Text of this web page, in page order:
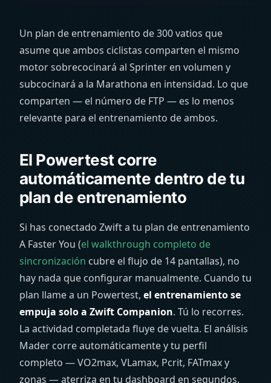
Un plan de entrenamiento de 300 vatios que
asume que ambos ciclistas comparten el mismo
motor sobrecocinará al Sprinter en volumen y
subcocinará a la Marathona en intensidad. Lo que
comparten — el número de FTP — es lo menos
relevante para el entrenamiento de ambos.
El Powertest corre
automáticamente dentro de tu
plan de entrenamiento
Si has conectado Zwift a tu plan de entrenamiento
A Faster You (el walkthrough completo de
sincronización cubre el flujo de 14 pantallas), no
hay nada que configurar manualmente. Cuando tu
plan llame a un Powertest, el entrenamiento se
empuja solo a Zwift Companion. Tú lo recorres.
La actividad completada fluye de vuelta. El análisis
Mader corre automáticamente y tu perfil
completo — VO2max, VLamax, Pcrit, FATmax y
zonas — aterriza en tu dashboard en segundos.